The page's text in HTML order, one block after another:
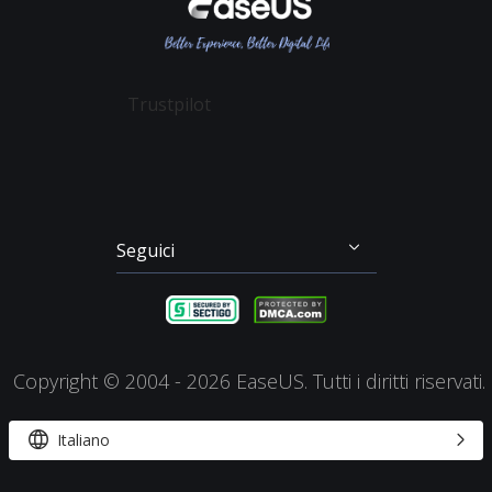
Termini & Condizioni
Recupero dei File su Mac
Trustpilot
Seguici
  
Copyright © 2004 - 2026 EaseUS. Tutti i diritti riservati.
 Italiano 